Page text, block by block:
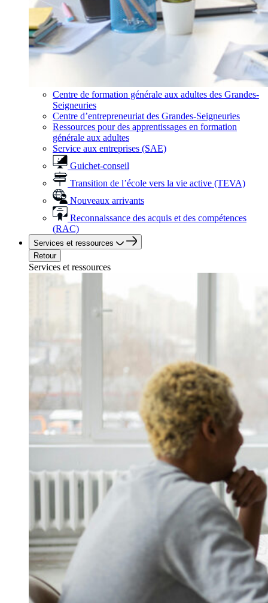
Centre de formation générale aux adultes des Grandes-
Seigneuries
Centre d’entrepreneuriat des Grandes-Seigneuries
Ressources pour des apprentissages en formation
générale aux adultes
Service aux entreprises (SAE)
Guichet-conseil
Transition de l’école vers la vie active (TEVA)
Nouveaux arrivants
Reconnaissance des acquis et des compétences
(RAC)
Services et ressources
Retour
Services et ressources